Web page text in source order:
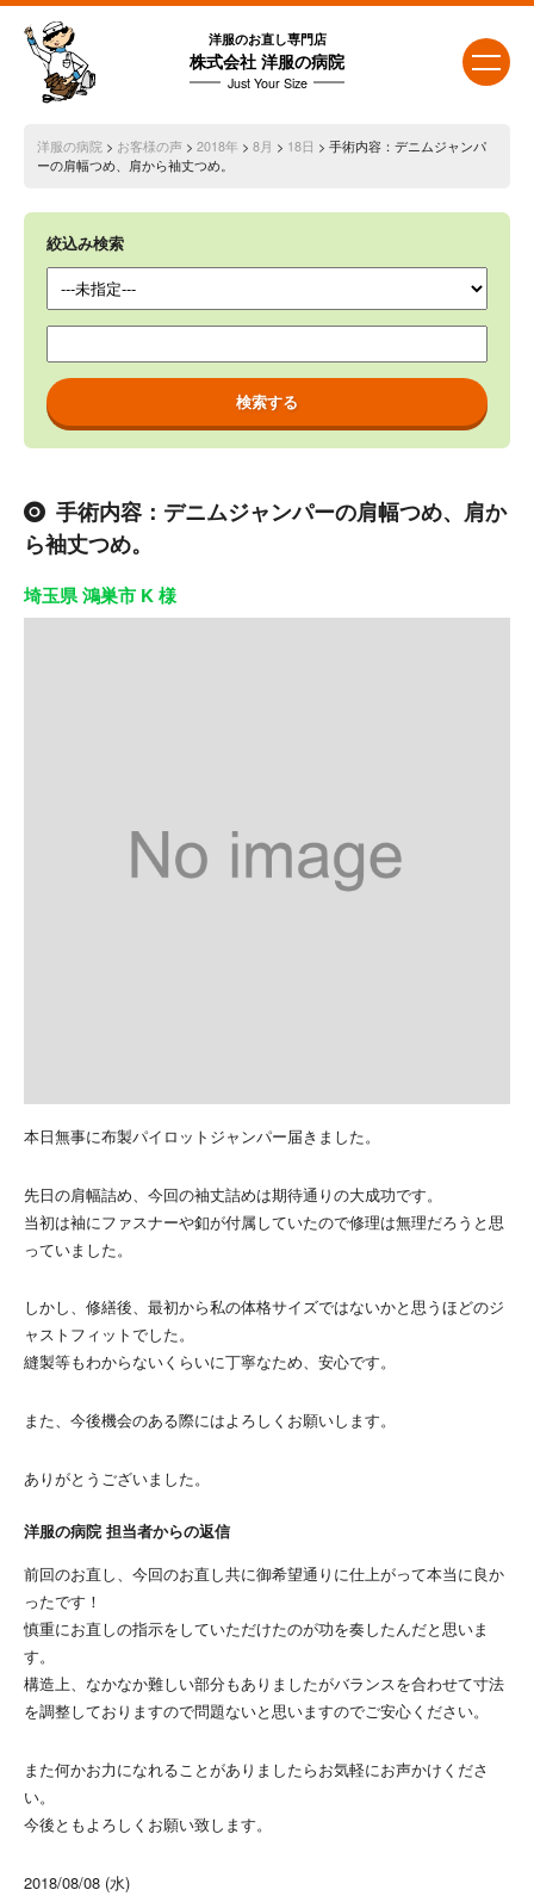
洋服のお直し専門店
株式会社 洋服の病院
Just Your Size
洋服の病院 > お客様の声> 2018年 > 8月 > 18日 > 手術内容：デニムジャンパ
ーの肩幅つめ、肩から袖丈つめ。
絞込み検索
手術内容：デニムジャンパーの肩幅つめ、肩か
ら袖丈つめ。
埼玉県 鴻巣市 K 様
本日無事に布製パイロットジャンパー届きました。
先日の肩幅詰め、今回の袖丈詰めは期待通りの大成功です。
当初は袖にファスナーや釦が付属していたので修理は無理だろうと思
っていました。
しかし、修繕後、最初から私の体格サイズではないかと思うほどのジ
ャストフィットでした。
縫製等もわからないくらいに丁寧なため、安心です。
また、今後機会のある際にはよろしくお願いします。
ありがとうございました。
洋服の病院 担当者からの返信
前回のお直し、今回のお直し共に御希望通りに仕上がって本当に良か
ったです！
慎重にお直しの指示をしていただけたのが功を奏したんだと思いま
す。
構造上、なかなか難しい部分もありましたがバランスを合わせて寸法
を調整しておりますので問題ないと思いますのでご安心ください。
また何かお力になれることがありましたらお気軽にお声かけくださ
い。
今後ともよろしくお願い致します。
2018/08/08 (水)